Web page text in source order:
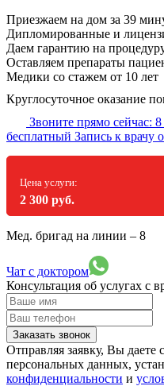
Приезжаем на дом за 39
Дипломированные и
Даем гарантию на
Оставляем препараты
Медики со стажем от 10 лет
Круглосуточное оказание
Звоните прямо сейчас: 8
бесплатный Запись к врачу
Цена услуги:
2 300 руб.
Мед. бригад на линии – 8
Чат с доктором
Консультация об услугах с
Заказать звонок
Отправляя заявку, Вы даете
персональных данных,
конфиденциальности и